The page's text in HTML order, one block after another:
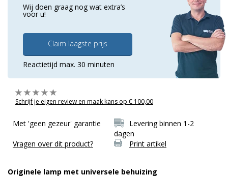
Wij doen graag nog wat extra’s
voor u!
Claim laagste prijs
Reactietijd max. 30 minuten
Schrijf je eigen review en maak kans op € 100,00
Met 'geen gezeur' garantie
Levering binnen 1-2
dagen
Vragen over dit product?
Print artikel
Originele lamp met universele behuizing